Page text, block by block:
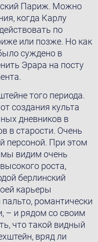
Париж. Можно
когда Карлу
по
или позже. Но как
суждено в
Эрара на посту
того периода.
создания культа
дневников в
в старости. Очень
персоной. При этом
видим очень
роста,
берлинский
карьеры
романтически
– и рядом со своим
что такой видный
вряд ли